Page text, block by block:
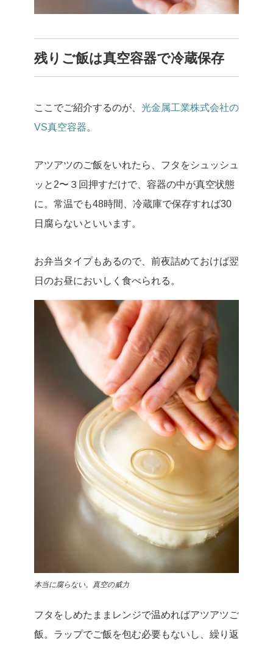
残りご飯は真空容器で冷蔵保存
ここでご紹介するのが、 光金属工業株式会社の
VS真空容器。
アツアツのご飯をいれたら、フタをシュッシュ
ッと2〜３回押すだけで、容器の中が真空状態
に。常温でも48時間、冷蔵庫で保存すれば30
日腐らないといいます。
お弁当タイプもあるので、前夜詰めておけば翌
日のお昼においしく食べられる。
本当に腐らない。真空の威力
フタをしめたままレンジで温めればアツアツご
飯。ラップでご飯を包む必要もないし、繰り返